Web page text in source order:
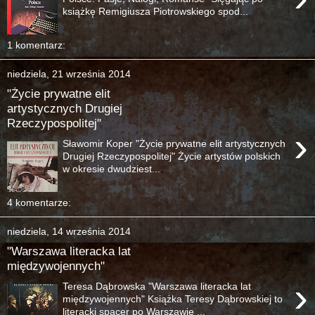
książkę Remigiusza Piotrowskiego spod...
1 komentarz:
niedziela, 21 września 2014
"Życie prywatne elit
artystycznych Drugiej
Rzeczypospolitej"
›
Sławomir Koper "Życie prywatne elit artystycznych
Drugiej Rzeczypospolitej" Życie artystów polskich
w okresie dwudziest...
4 komentarze:
niedziela, 14 września 2014
"Warszawa literacka lat
międzywojennych"
›
Teresa Dąbrowska "Warszawa literacka lat
międzywojennych" Książka Teresy Dąbrowskiej to
literacki spacer po Warszawie ...